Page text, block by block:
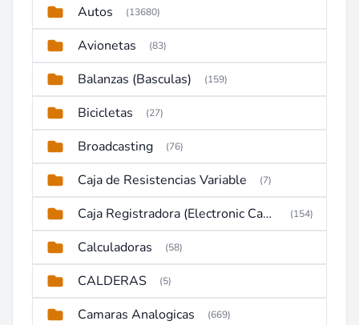
Autos (13680)
Avionetas (83)
Balanzas (Basculas) (159)
Bicicletas (27)
Broadcasting (76)
Caja de Resistencias Variable (7)
Caja Registradora (Electronic Cash Register) (154)
Calculadoras (58)
CALDERAS (5)
Camaras Analogicas (669)